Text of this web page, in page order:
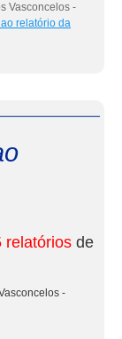
Vasconcelos -
relatório da
relatórios de
-